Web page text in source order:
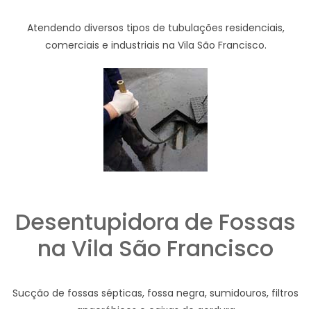
Atendendo diversos tipos de tubulações residenciais,
comerciais e industriais na Vila São Francisco.
Desentupidora de Fossas
na Vila São Francisco
Sucção de fossas sépticas, fossa negra, sumidouros, filtros